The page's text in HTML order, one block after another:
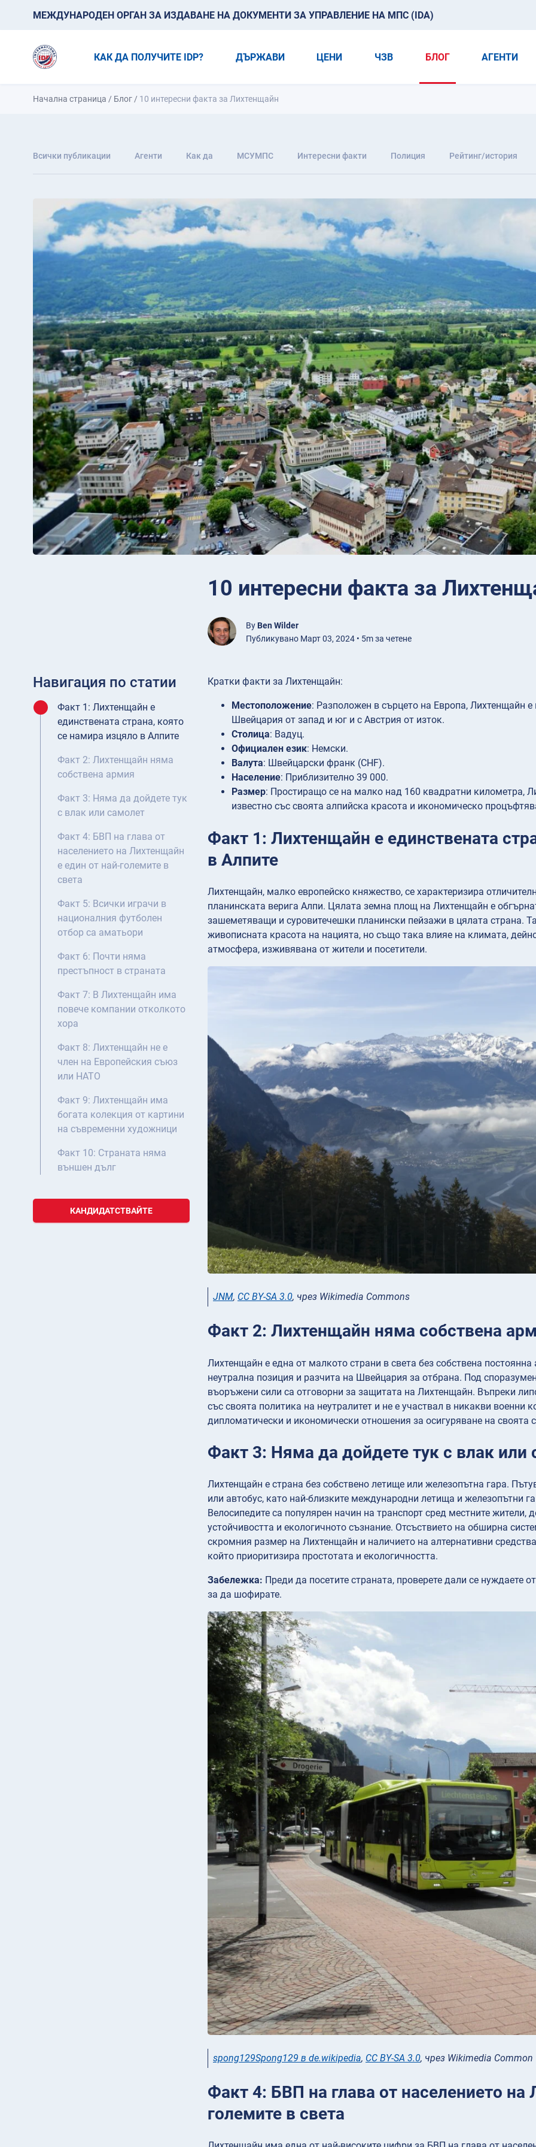
МЕЖДУНАРОДЕН ОРГАН ЗА ИЗДАВАНЕ НА ДОКУМЕНТИ ЗА УПРАВЛЕНИЕ НА МПС (IDA)
КАК ДА ПОЛУЧИТЕ IDP? ДЪРЖАВИ ЦЕНИ ЧЗВ БЛОГ АГЕНТИ
Начална страница / Блог / 10 интересни факта за Лихтенщайн
Всички публикации Агенти Как да МСУМПС Интересни факти Полиция Рейтинг/история
10 интересни факта за
By Ben Wilder
Публикувано Март 03, 2024 • 5m за четене
Навигация по статии
Факт 1: Лихтенщайн е
единствената страна, която
се намира изцяло в Алпите
Факт 2: Лихтенщайн няма
собствена армия
Факт 3: Няма да дойдете тук
с влак или самолет
Факт 4: БВП на глава от
населението на Лихтенщайн
е един от най-големите в
света
Факт 5: Всички играчи в
националния футболен
отбор са аматьори
Факт 6: Почти няма
престъпност в страната
Факт 7: В Лихтенщайн има
повече компании отколкото
хора
Факт 8: Лихтенщайн не е
член на Европейския съюз
или НАТО
Факт 9: Лихтенщайн има
богата колекция от картини
на съвременни художници
Факт 10: Страната няма
външен дълг
КАНДИДАТСТВАЙТЕ
Кратки факти за Лихтенщайн:
Местоположение: Разположен в сърцето на Европа, Лихтенщайн
Швейцария от запад и юг и с Австрия от изток.
Столица: Вадуц.
Официален език: Немски.
Валута: Швейцарски франк (CHF).
Население: Приблизително 39 000.
Размер: Простиращо се на малко над 160 квадратни километра,
известно със своята алпийска красота и икономическо
Факт 1: Лихтенщайн е единствената
в Алпите
Лихтенщайн, малко европейско княжество, се характеризира
планинската верига Алпи. Цялата земна площ на Лихтенщайн е
зашеметяващи и суровитечешки планински пейзажи в цялата страна.
живописната красота на нацията, но също така влияе на климата,
атмосфера, изживявана от жители и посетители.
JNM, CC BY-SA 3.0, чрез Wikimedia Commons
Факт 2: Лихтенщайн няма собствена
Лихтенщайн е една от малкото страни в света без собствена
неутрална позиция и разчита на Швейцария за отбрана. Под
въоръжени сили са отговорни за защитата на Лихтенщайн. Въпреки
със своята политика на неутралитет и не е участвал в никакви
дипломатически и икономически отношения за осигуряване на своята
Факт 3: Няма да дойдете тук с влак или
Лихтенщайн е страна без собствено летище или железопътна гара.
или автобус, като най-близките международни летища и железопътни
Велосипедите са популярен начин на транспорт сред местните жители,
устойчивостта и екологичното съзнание. Отсъствието на обширна
скромния размер на Лихтенщайн и наличието на алтернативни
който приоритизира простотата и екологичността.
Забележка: Преди да посетите страната, проверете дали се нуждаете
за да шофирате.
spong129Spong129 в de.wikipedia, CC BY-SA 3.0, чрез Wikimedia Common
Факт 4: БВП на глава от населението
големите в света